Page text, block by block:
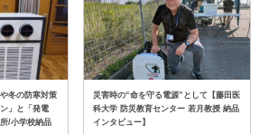
冬の防寒対策
」と「発電
/小学校納品
災害時の“命を守る電源”として【藤田医
科大学 防災教育センター 若月教授 納品
インタビュー】